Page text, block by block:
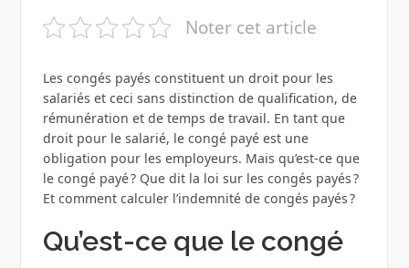
Noter cet article
Les congés payés constituent un droit pour les
salariés et ceci sans distinction de qualification, de
rémunération et de temps de travail. En tant que
droit pour le salarié, le congé payé est une
obligation pour les employeurs. Mais qu’est-ce que
le congé payé ? Que dit la loi sur les congés payés ?
Et comment calculer l’indemnité de congés payés ?
Qu’est-ce que le congé